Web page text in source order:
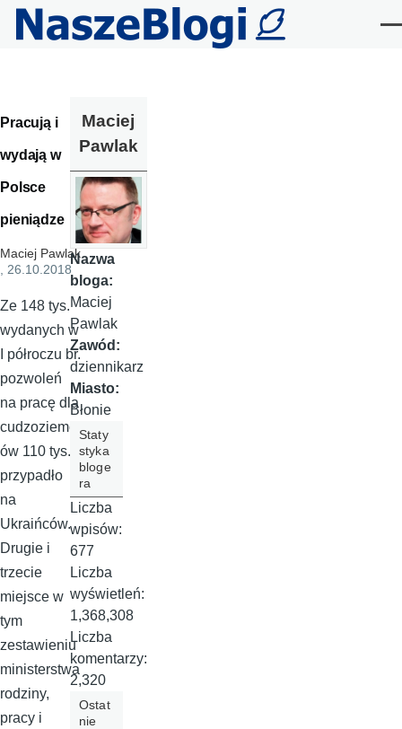
Przejdź do treści
Pracują i
wydają w
Polsce
pieniądze
Maciej Pawlak
, 26.10.2018
Ze 148 tys.
wydanych w
I półroczu br.
pozwoleń
na pracę dla
cudzoziemc
ów 110 tys.
przypadło
na
Ukraińców.
Drugie i
trzecie
miejsce w
tym
zestawieniu
ministerstwa
rodziny,
pracy i
Maciej
Pawlak
Nazwa
bloga:
Maciej
Pawlak
Zawód:
dziennikarz
Miasto:
Błonie
Staty
styka
bloge
ra
Liczba
wpisów:
677
Liczba
wyświetleń:
1,368,308
Liczba
komentarzy:
2,320
Ostat
nie